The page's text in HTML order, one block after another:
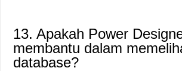
13. Apakah Power
membantu dalam
database?